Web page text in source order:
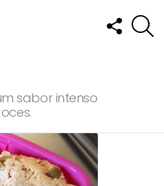
FOLLOW
US
sabor intenso